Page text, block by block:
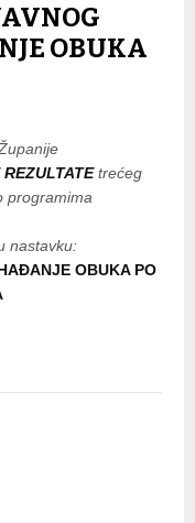
OBUKA
trećeg
programima
nastavku:
OBUKA PO